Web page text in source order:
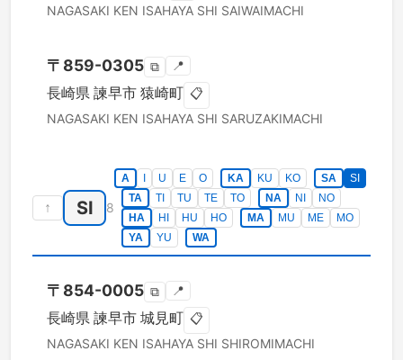
NAGASAKI KEN ISAHAYA SHI SAIWAIMACHI
〒 859-0305 ⧉ 📍
長崎県 諫早市 猿崎町 📋
NAGASAKI KEN ISAHAYA SHI SARUZAKIMACHI
↑ SI 8
A U E O KA KU KO SA
SI
TA
TI TU TE TO NA NI
NO
HA
HI HU HO MA MU ME
MO
YA
YU WA
〒 854-0005 ⧉ 📍
長崎県 諫早市 城見町 📋
NAGASAKI KEN ISAHAYA SHI SHIROMIMACHI